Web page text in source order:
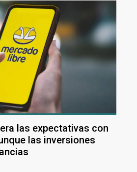
las expectativas con
las inversiones